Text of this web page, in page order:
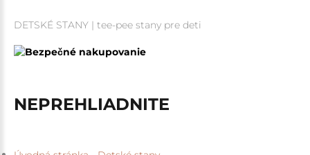
DETSKÉ STANY | tee-pee stany pre deti
NEPREHLIADNITE